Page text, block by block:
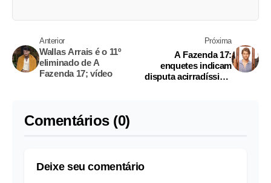
Anterior
Wallas Arrais é o 11º
eliminado de A
Fazenda 17; vídeo
Próxima
A Fazenda 17:
enquetes indicam
disputa acirradíssima
Comentários (0)
Deixe seu comentário